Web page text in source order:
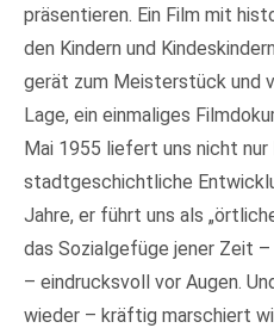
präsentieren. Ein Film mit
den Kindern und
gerät zum Meisterstück und
Lage, ein einmaliges
Mai 1955 liefert uns nicht nur
stadtgeschichtliche
Jahre, er führt uns als
das Sozialgefüge jener Zeit
– eindrucksvoll vor Augen.
wieder – kräftig marschiert